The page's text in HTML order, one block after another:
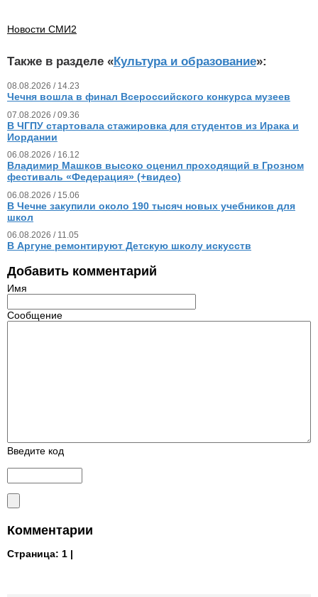
Новости СМИ2
Также в разделе «Культура и образование»:
08.08.2026 / 14.23
Чечня вошла в финал Всероссийского конкурса музеев
07.08.2026 / 09.36
В ЧГПУ стартовала стажировка для студентов из Ирака и
Иордании
06.08.2026 / 16.12
Владимир Машков высоко оценил проходящий в Грозном
фестиваль «Федерация» (+видео)
06.08.2026 / 15.06
В Чечне закупили около 190 тысяч новых учебников для
школ
06.08.2026 / 11.05
В Аргуне ремонтируют Детскую школу искусств
Добавить комментарий
Имя
Сообщение
Введите код
Комментарии
Страница: 1 |